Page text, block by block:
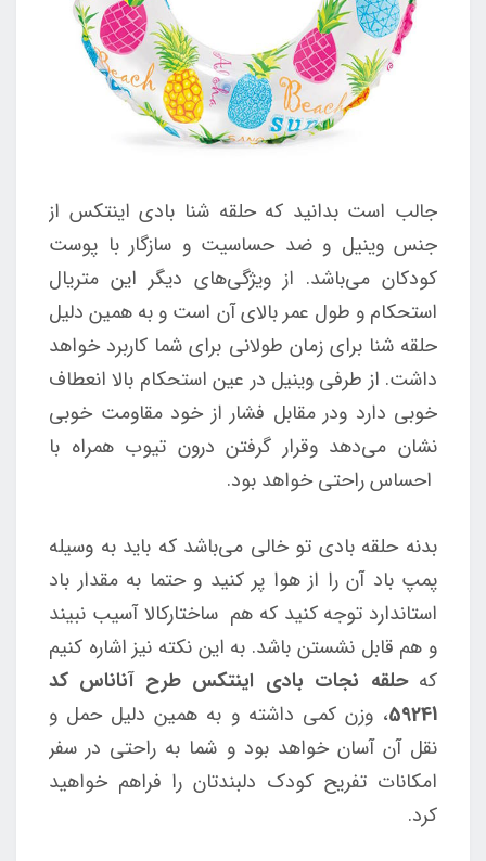
جالب است بدانید که حلقه شنا بادی اینتکس از
جنس وینیل و ضد حساسیت و سازگار با پوست
کودکان می‌باشد. از ویژگی‌های دیگر این متریال
استحکام و طول عمر بالای آن است و به همین دلیل
حلقه شنا برای زمان طولانی برای شما کاربرد خواهد
داشت. از طرفی وینیل در عین استحکام بالا انعطاف
خوبی دارد ودر مقابل فشار از خود مقاومت خوبی
نشان می‌دهد وقرار گرفتن درون تیوب همراه با
احساس راحتی خواهد بود.
بدنه حلقه بادی تو خالی می‌باشد که باید به وسیله
پمپ باد آن را از هوا پر کنید و حتما به مقدار باد
استاندارد توجه کنید که هم ساختارکالا آسیب نبیند
و هم قابل نشستن باشد. به این نکته نیز اشاره کنیم
کهحلقه نجات بادی اینتکس طرح آناناس کد
59241، وزن کمی داشته و به همین دلیل حمل و
نقل آن آسان خواهد بود و شما به راحتی در سفر
امکانات تفریح کودک دلبندتان را فراهم خواهید
کرد.